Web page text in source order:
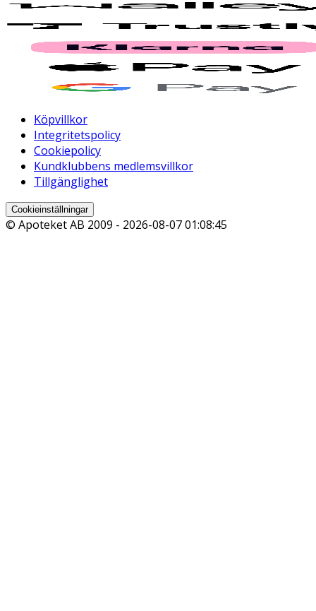
Köpvillkor
Integritetspolicy
Cookiepolicy
Kundklubbens medlemsvillkor
Tillgänglighet
Cookieinställningar
© Apoteket AB 2009 - 2026-08-07 01:08:45